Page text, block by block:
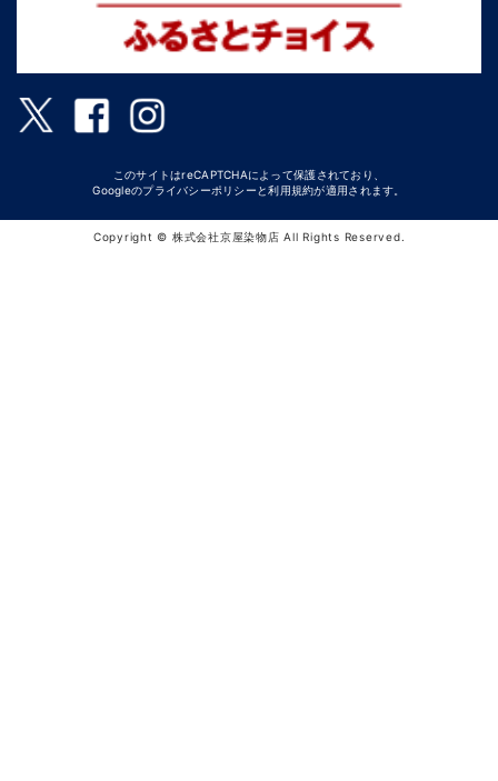
このサイトはreCAPTCHAによって保護されており、
Googleのプライバシーポリシー と利用規約が適用されます。
Copyright © 株式会社京屋染物店 All Rights Reserved.